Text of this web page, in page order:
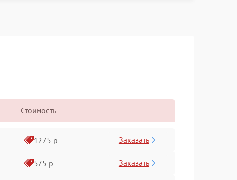
Стоимость
1275 р Заказать
575 р Заказать